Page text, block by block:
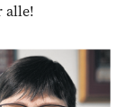
alle!